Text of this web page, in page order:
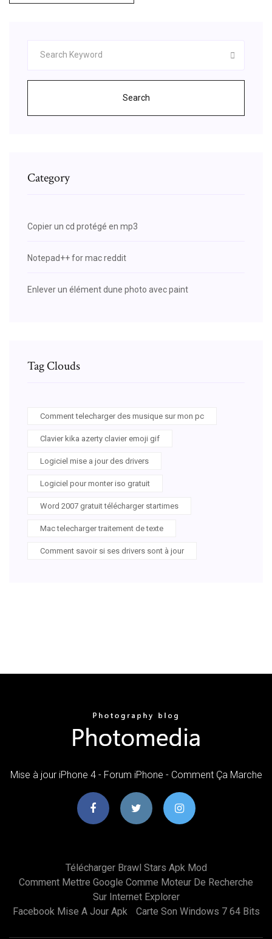
Search
Category
Copier un cd protégé en mp3
Notepad++ for mac reddit
Enlever un élément dune photo avec paint
Tag Clouds
Comment telecharger des musique sur mon pc
Clavier kika azerty clavier emoji gif
Logiciel mise a jour des drivers
Logiciel pour monter iso gratuit
Word 2007 gratuit télécharger startimes
Mac telecharger traitement de texte
Comment savoir si ses drivers sont à jour
Mise à jour iPhone 4 - Forum iPhone - Comment Ça Marche
Télécharger Brawl Stars Apk Mod
Comment Mettre Google Comme Moteur De Recherche
Sur Internet Explorer
Facebook Mise A Jour Apk
Carte Son Windows 7 64 Bits